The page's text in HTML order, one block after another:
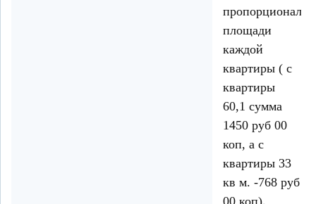
площади
каждой
квартиры ( с
квартиры
60,1 сумма
1450 руб 00
коп, а с
квартиры 33
кв м. -768 руб
00 коп).